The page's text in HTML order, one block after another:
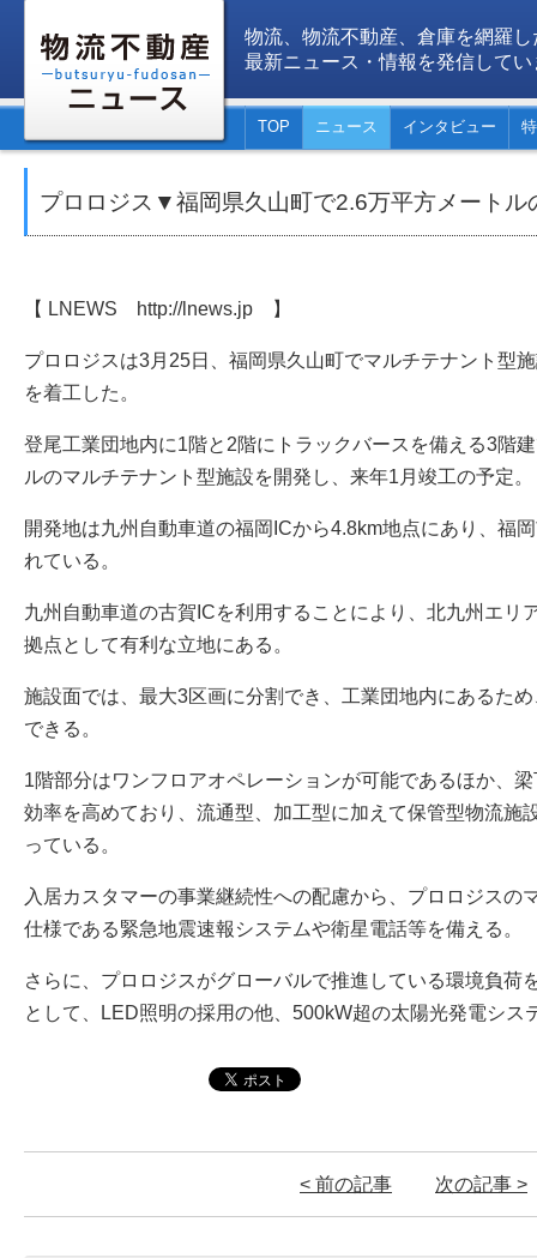
物流、物流不動産、倉庫を網羅し
最新ニュース・情報を発信してい
TOP ニュース インタビュー
プロロジス▼福岡県久山町で2.6万平方メート
【 LNEWS http://lnews.jp 】
プロロジスは3月25日、福岡県久山町でマルチテナント型
を着工した。
登尾工業団地内に1階と2階にトラックバースを備える3階
ルのマルチテナント型施設を開発し、来年1月竣工の予定。
開発地は九州自動車道の福岡ICから4.8km地点にあり、福
れている。
九州自動車道の古賀ICを利用することにより、北九州エリ
拠点として有利な立地にある。
施設面では、最大3区画に分割でき、工業団地内にあるた
できる。
1階部分はワンフロアオペレーションが可能であるほか、
効率を高めており、流通型、加工型に加えて保管型物流施
っている。
入居カスタマーの事業継続性への配慮から、プロロジスの
仕様である緊急地震速報システムや衛星電話等を備える。
さらに、プロロジスがグローバルで推進している環境負荷
として、LED照明の採用の他、500kW超の太陽光発電シス
< 前の記事 次の記事 >